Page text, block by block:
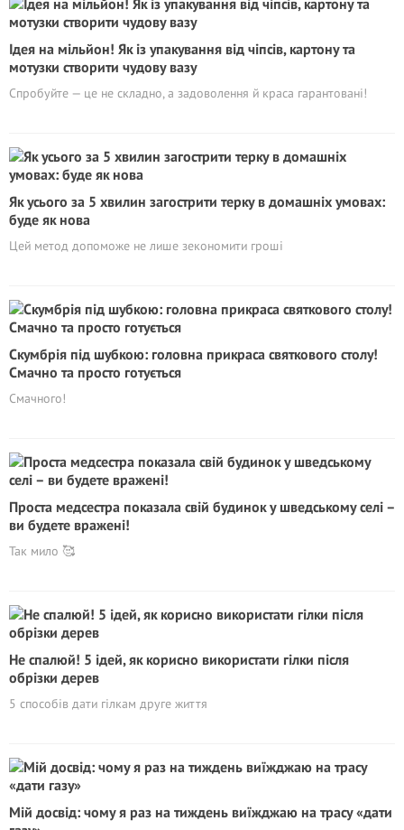
Ідея на мільйон! Як із упакування від чіпсів, картону та
мотузки створити чудову вазу
Спробуйте — це не складно, а задоволення й краса гарантовані!
Як усього за 5 хвилин загострити терку в домашніх умовах:
буде як нова
Цей метод допоможе не лише зекономити гроші
Скумбрія під шубкою: головна прикраса святкового столу!
Смачно та просто готується
Смачного!
Проста медсестра показала свій будинок у шведському селі –
ви будете вражені!
Так мило 🥰
Не спалюй! 5 ідей, як корисно використати гілки після
обрізки дерев
5 способів дати гілкам друге життя
Мій досвід: чому я раз на тиждень виїжджаю на трасу «дати